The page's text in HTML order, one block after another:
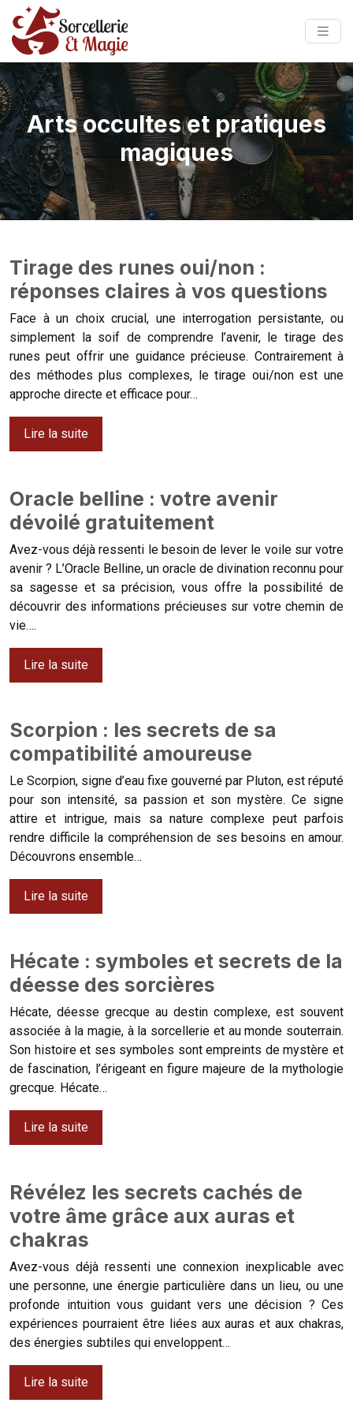
Arts occultes et pratiques
magiques
Tirage des runes oui/non :
réponses claires à vos questions
Face à un choix crucial, une interrogation persistante, ou
simplement la soif de comprendre l’avenir, le tirage des
runes peut offrir une guidance précieuse. Contrairement à
des méthodes plus complexes, le tirage oui/non est une
approche directe et efficace pour…
Lire la suite
Oracle belline : votre avenir
dévoilé gratuitement
Avez-vous déjà ressenti le besoin de lever le voile sur votre
avenir ? L’Oracle Belline, un oracle de divination reconnu pour
sa sagesse et sa précision, vous offre la possibilité de
découvrir des informations précieuses sur votre chemin de
vie….
Lire la suite
Scorpion : les secrets de sa
compatibilité amoureuse
Le Scorpion, signe d’eau fixe gouverné par Pluton, est réputé
pour son intensité, sa passion et son mystère. Ce signe
attire et intrigue, mais sa nature complexe peut parfois
rendre difficile la compréhension de ses besoins en amour.
Découvrons ensemble…
Lire la suite
Hécate : symboles et secrets de la
déesse des sorcières
Hécate, déesse grecque au destin complexe, est souvent
associée à la magie, à la sorcellerie et au monde souterrain.
Son histoire et ses symboles sont empreints de mystère et
de fascination, l’érigeant en figure majeure de la mythologie
grecque. Hécate…
Lire la suite
Révélez les secrets cachés de
votre âme grâce aux auras et
chakras
Avez-vous déjà ressenti une connexion inexplicable avec
une personne, une énergie particulière dans un lieu, ou une
profonde intuition vous guidant vers une décision ? Ces
expériences pourraient être liées aux auras et aux chakras,
des énergies subtiles qui enveloppent…
Lire la suite